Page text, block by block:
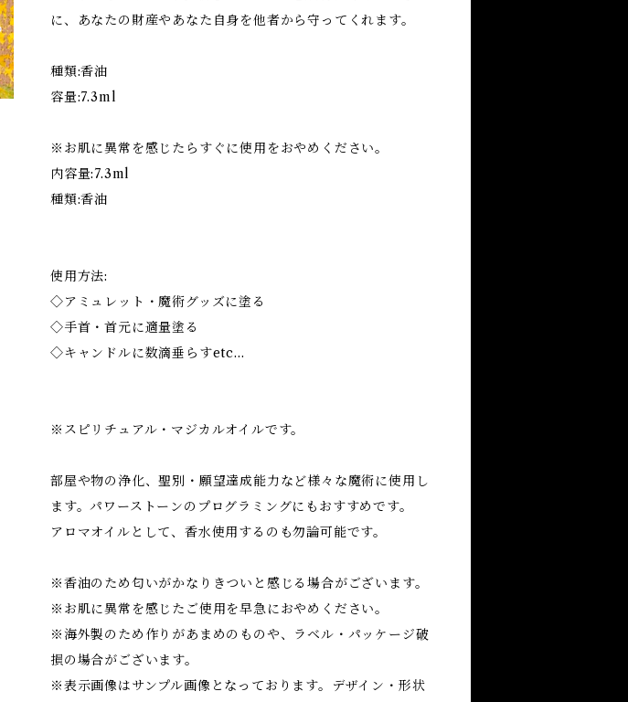
に、あなたの財産やあなた自身を他者から守ってくれます。
種類:香油
容量:7.3ml
※お肌に異常を感じたらすぐに使用をおやめください。
内容量:7.3ml
種類:香油
使用方法:
◇アミュレット・魔術グッズに塗る
◇手首・首元に適量塗る
◇キャンドルに数滴垂らすetc…
※スピリチュアル・マジカルオイルです。
部屋や物の浄化、聖別・願望達成能力など様々な魔術に使用し
ます。パワーストーンのプログラミングにもおすすめです。
アロマオイルとして、香水使用するのも勿論可能です。
※香油のため匂いがかなりきついと感じる場合がございます。
※お肌に異常を感じたご使用を早急におやめください。
※海外製のため作りがあまめのものや、ラベル・パッケージ破
損の場合がございます。
※表示画像はサンプル画像となっております。デザイン・形状